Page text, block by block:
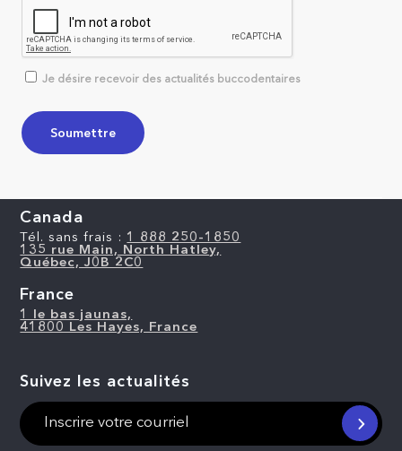
Je désire recevoir des actualités buccodentaires
Canada
Tél. sans frais : 1 888 250-1850
135 rue Main, North Hatley,
Québec, J0B 2C0
France
1 le bas jaunas,
41800 Les Hayes, France
Suivez les actualités